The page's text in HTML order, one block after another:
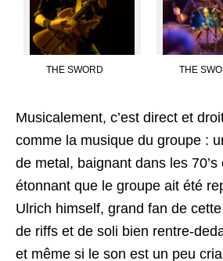
THE SWORD THE
Musicalement, c’est direct et
comme la musique du groupe :
de metal, baignant dans les 70’s
étonnant que le groupe ait été
Ulrich himself, grand fan de
de riffs et de soli bien rentre-
et même si le son est un peu